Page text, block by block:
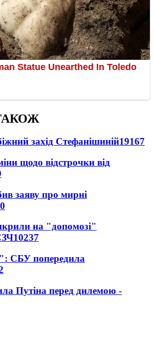
захід Стефанішиній19167
щодо відстрочки від
заяву про мирні
на "допомозі"
10237
СБУ попередила
Путіна перед дилемою -